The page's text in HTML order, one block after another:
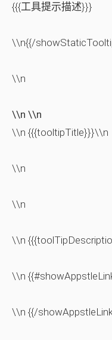
{{{工具提示描述}}}
\\n{{/
\\n
\\n \\n
\\n {{{tooltipTitle}}}\\n
\\n
\\n
\\n
\\n
\\n {{/